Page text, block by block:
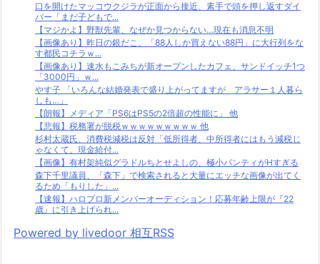
口を開けたマッコウクジラが正面から接近、素手で頭を押し返すダイ
バー「まだ子どもで...
【マジかよ】野獣先輩、なぜか見つからない…現在も消息不明
【画像あり】昨日の銀だこ、「88人しか買えない88円」に大行列をな
す都民コチラｗ...
【画像あり】速水もこみちが新オープンしたカフェ、サンドイッチ1つ
「3000円」ｗ...
やす子 「いろんな結婚発表で盛り上がってますが アラサー１人暮ら
しも…」
【朗報】メディア「PS6はPS5の2倍超の性能に」 他
【悲報】税務署が脱税ｗｗｗｗｗｗｗｗｗ 他
杉村太蔵氏、消費税減税は反対「低所得者、中所得者にはもう減税じ
ゃなくて、現金給付...
【画像】有村架純似グラドルちとせよしの、極小パンティがHすぎる
森下千里議員、「森下」で検索されると大量にエッチな画像が出てく
るため「もりした」...
【速報】ハロプロ新メンバーオーディション！応募年齢上限が『22
歳』に引き上げられ...
Powered by livedoor 相互RSS